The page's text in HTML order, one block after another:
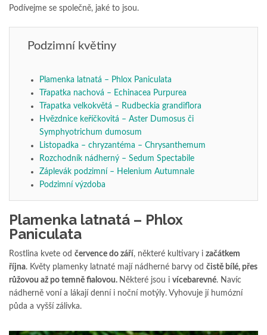
Podívejme se společně, jaké to jsou.
Podzimní květiny
Plamenka latnatá – Phlox Paniculata
Třapatka nachová – Echinacea Purpurea
Třapatka velkokvětá – Rudbeckia grandiflora
Hvězdnice keříčkovitá – Aster Dumosus či
Symphyotrichum dumosum
Listopadka – chryzantéma – Chrysanthemum
Rozchodník nádherný – Sedum Spectabile
Záplevák podzimní – Helenium Autumnale
Podzimní výzdoba
Plamenka latnatá – Phlox
Paniculata
Rostlina kvete od července do září, některé kultivary i začátkem
října. Květy plamenky latnaté mají nádherné barvy od čistě bílé, přes
růžovou až po temně fialovou. Některé jsou i vícebarevné. Navíc
nádherně voní a lákají denní i noční motýly. Vyhovuje jí humózní
půda a vyšší zálivka.